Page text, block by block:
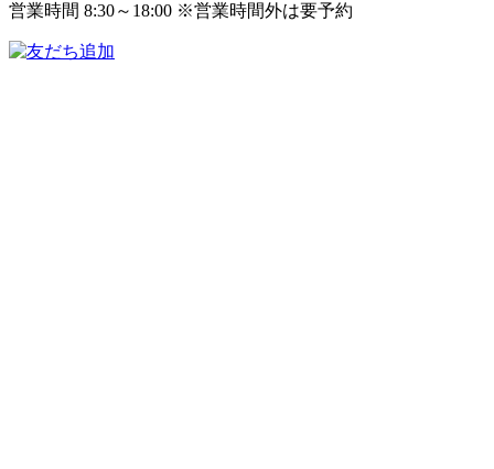
営業時間 8:30～18:00 ※営業時間外は要予約